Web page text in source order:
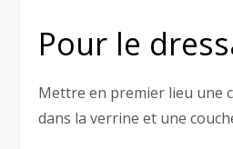
Pour le
Mettre en premier lieu une
dans la verrine et une